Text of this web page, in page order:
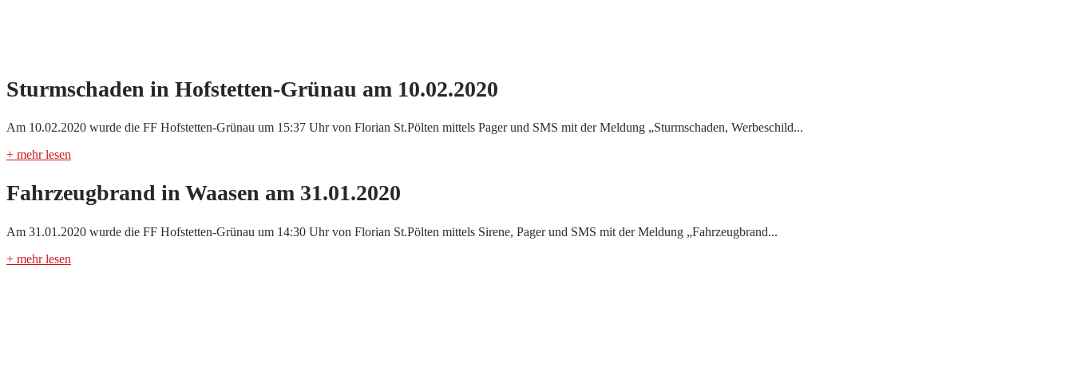
Sturmschaden in Hofstetten-Grünau am 10.02.2020
Am 10.02.2020 wurde die FF Hofstetten-Grünau um 15:37 Uhr von Florian St.Pölten mittels Pager und SMS mit der Meldung „Sturmschaden, Werbeschild...
+ mehr lesen
Fahrzeugbrand in Waasen am 31.01.2020
Am 31.01.2020 wurde die FF Hofstetten-Grünau um 14:30 Uhr von Florian St.Pölten mittels Sirene, Pager und SMS mit der Meldung „Fahrzeugbrand...
+ mehr lesen